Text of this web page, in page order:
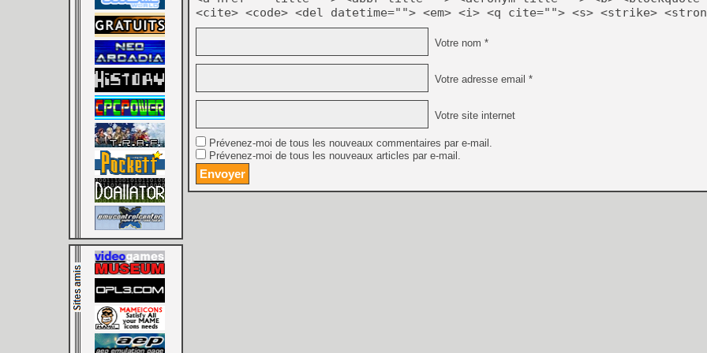
<cite> <code> <del datetime=""> <em> <i> <q cite=""> <s> <strike>
Votre nom *
Votre adresse email *
Votre site internet
Prévenez-moi de tous les nouveaux commentaires par e-mail.
Prévenez-moi de tous les nouveaux articles par e-mail.